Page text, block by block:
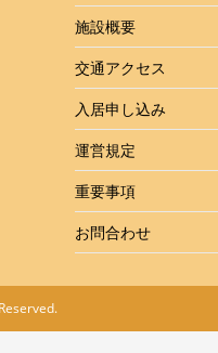
施設概要
交通アクセス
入居申し込み
運営規定
重要事項
お問合わせ